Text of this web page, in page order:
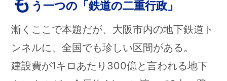
う一つの「鉄道の二重行政」
漸くここで本題だが、大阪市内の地下鉄道ト
ンネルに、全国でも珍しい区間がある。
建設費が1キロあたり300億と言われる地下